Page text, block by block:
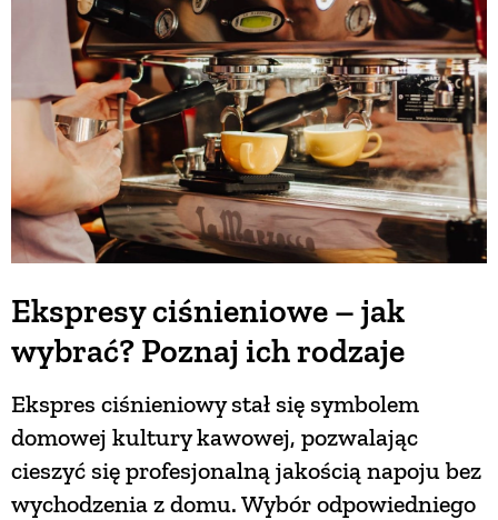
Ekspresy ciśnieniowe – jak
wybrać? Poznaj ich rodzaje
Ekspres ciśnieniowy stał się symbolem
domowej kultury kawowej, pozwalając
cieszyć się profesjonalną jakością napoju bez
wychodzenia z domu. Wybór odpowiedniego
BUDUJEMY DOM
OGRÓD
WARZYWA I OWOCE
PORADY
ZIELEŃ W DOMU
PROJEKTOWANIE OGRODU